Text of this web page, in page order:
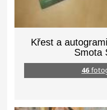
Křest a
Smota
46